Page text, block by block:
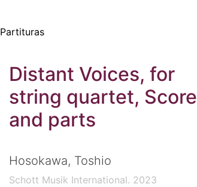
Partituras
Distant Voices, for
string quartet, Score
and parts
Hosokawa, Toshio
Schott Musik International. 2023